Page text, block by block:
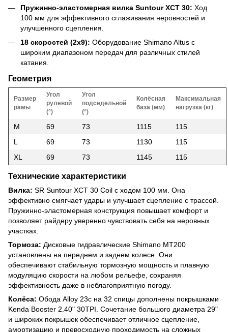
Пружинно-эластомерная вилка Suntour XCT 30: Ход
100 мм для эффективного сглаживания неровностей и
улучшенного сцепления.
18 скоростей (2x9): Оборудование Shimano Altus с
широким диапазоном передач для различных стилей
катания.
Геометрия
Размер
рамы
Угол
рулевой
(°)
Угол
подседельной
(°)
Колёсная
база (мм)
Максимальная
нагрузка (кг)
M 69 73 1115
115
L
69 73 1130
115
XL
69 73 1145 115
Технические характеристики
Вилка: SR Suntour XCT 30 Coil с ходом 100 мм. Она
эффективно смягчает удары и улучшает сцепление с трассой.
Пружинно-эластомерная конструкция повышает комфорт и
позволяет райдеру уверенно чувствовать себя на неровных
участках.
Тормоза: Дисковые гидравлические Shimano MT200
установлены на переднем и заднем колесе. Они
обеспечивают стабильную тормозную мощность и плавную
модуляцию скорости на любом рельефе, сохраняя
эффективность даже в неблагоприятную погоду.
Колёса: Обода Alloy 23c на 32 спицы дополнены покрышками
Kenda Booster 2.40" 30TPI. Сочетание большого диаметра 29"
и широких покрышек обеспечивает отличное сцепление,
амортизацию и превосходную проходимость на сложных